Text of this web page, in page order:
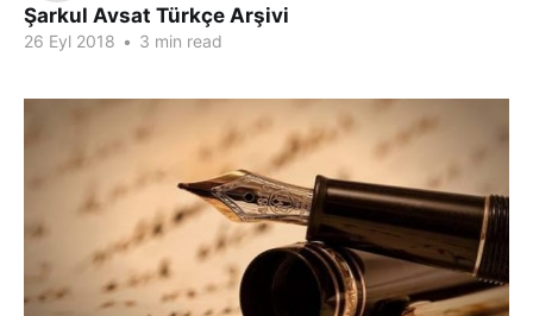
Şarkul Avsat Türkçe Arşivi
26 Eyl 2018 • 3 min read